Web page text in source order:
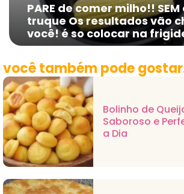
PARE de comer milho!!
truque Os resultados vão
você! é so colocar na
você também pode
Bolinho de
Saboroso e
a Dia